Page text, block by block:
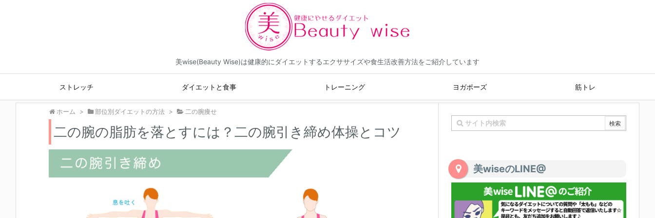
美wise(Beauty Wise)は健康的にダイエットするエクササイズや食生活改善方法をご紹介しています
ストレッチ ダイエットと食事 トレーニング ヨガポーズ 筋トレ
ホーム > 部位別ダイエットの方法 > 二の腕痩せ
二の腕の脂肪を落とすには？二の腕引き締め体操とコツ
美wiseのLINE@